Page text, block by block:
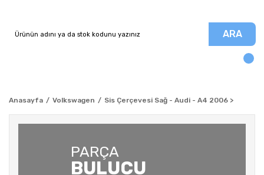
ARA
Anasayfa Volkswagen Sis Çerçevesi Sağ - Audi - A4 2006 >
PARÇA
BULUCU